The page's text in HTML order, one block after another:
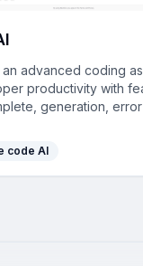
advanced coding
productivity with
generation, error
code AI